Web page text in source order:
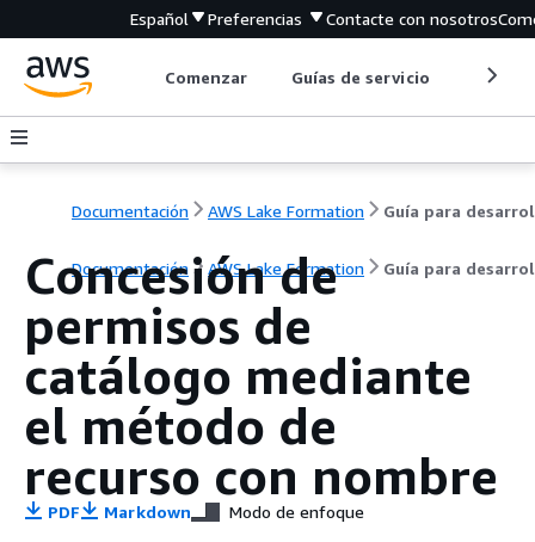
Español Preferencias Contacte con nosotros
Comenzar Guías de servicio
Documentación AWS Lake Formation
Documentación AWS Lake Formation Guía para
Concesión de
permisos de
catálogo mediante
el método de
recurso con nombre
PDF Markdown Modo de enfoque